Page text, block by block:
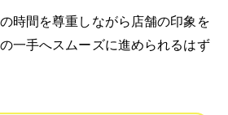
時間を尊重しながら店舗の印象を
一手へスムーズに進められるはず